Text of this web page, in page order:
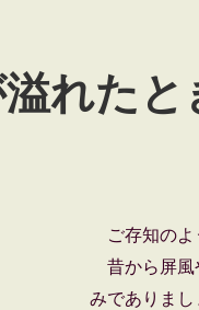
れた
ご存知のよ
昔から屏風
みでありま